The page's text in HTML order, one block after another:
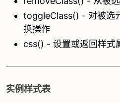
toggleClass() - 对被选
换操作
css() - 设置或返回样式
实例样式表